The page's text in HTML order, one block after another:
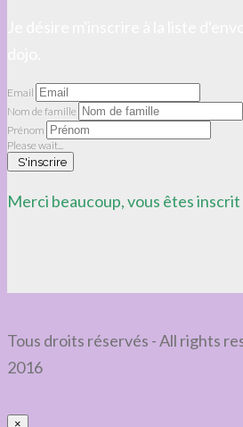
Email
Nom de famille
Prénom
Please wait...
S'inscrire
Merci beaucoup, vous êtes inscrit
Tous droits réservés - All rights
2016
×